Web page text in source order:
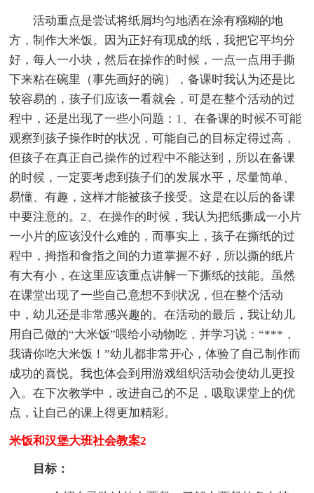
活动重点是尝试将纸屑均匀地洒在涂有糨糊的地
方，制作大米饭。因为正好有现成的纸，我把它平均分
好，每人一小块，然后在操作的时候，一点一点用手撕
下来粘在碗里（事先画好的碗），备课时我认为还是比
较容易的，孩子们应该一看就会，可是在整个活动的过
程中，还是出现了一些小问题：1、在备课的时候不可能
观察到孩子操作时的状况，可能自己的目标定得过高，
但孩子在真正自己操作的过程中不能达到，所以在备课
的时候，一定要考虑到孩子们的发展水平，尽量简单、
易懂、有趣，这样才能被孩子接受。这是在以后的备课
中要注意的。2、在操作的时候，我认为把纸撕成一小片
一小片的应该没什么难的，而事实上，孩子在撕纸的过
程中，拇指和食指之间的力道掌握不好，所以撕的纸片
有大有小，在这里应该重点讲解一下撕纸的技能。虽然
在课堂出现了一些自己意想不到状况，但在整个活动
中，幼儿还是非常感兴趣的。在活动的最后，我让幼儿
用自己做的“大米饭”喂给小动物吃，并学习说：“***，
我请你吃大米饭！”幼儿都非常开心，体验了自己制作而
成功的喜悦。我也体会到用游戏组织活动会使幼儿更投
入。在下次教学中，改进自己的不足，吸取课堂上的优
点，让自己的课上得更加精彩。
米饭和汉堡大班社会教案2
目标：